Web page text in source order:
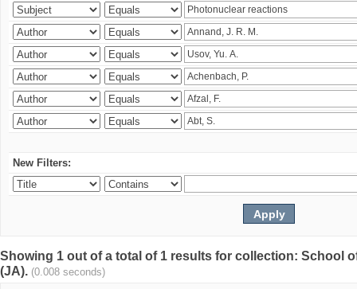
New Filters:
Showing 1 out of a total of 1 results for collection: School
(JA). (0.008 seconds)